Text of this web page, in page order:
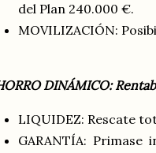
del Plan 240.000 €.
MOVILIZACIÓN:
DINÁMICO:
LIQUIDEZ: Rescate
GARANTÍA: